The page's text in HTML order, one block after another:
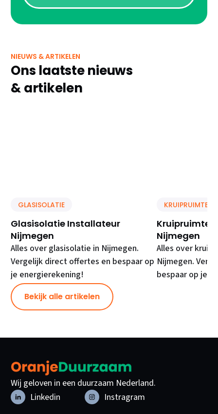
NIEUWS & ARTIKELEN
Ons laatste nieuws
& artikelen
GLASISOLATIE
Glasisolatie Installateur
Nijmegen
Alles over glasisolatie in Nijmegen.
Vergelijk direct offertes en bespaar op
je energierekening!
KRUIPRUIMTE
Kruipruimte
Nijmegen
Alles over
Nijmegen.
bespaar op je
Bekijk alle artikelen
Wij geloven in een duurzaam Nederland.
Linkedin
Instragram